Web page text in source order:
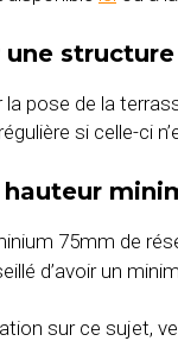
structure
la pose de la
si celle-ci
75mm de
d’avoir un
sur ce sujet,